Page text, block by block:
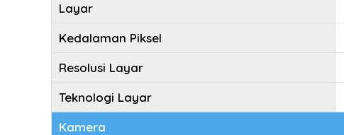
Layar
Kedalaman Piksel
Resolusi Layar
Teknologi Layar
Kamera